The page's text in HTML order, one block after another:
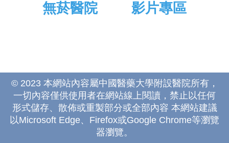
無菸醫院 影片專區
© 2023 本網站內容屬中國醫藥大學附設醫院所有，
一切內容僅供使用者在網站線上閱讀，禁止以任何
形式儲存、散佈或重製部分或全部內容 本網站建議
以Microsoft Edge、Firefox或Google Chrome等瀏覽
器瀏覽。